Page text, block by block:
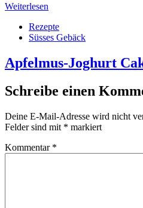
Weiterlesen
Rezepte
Süsses Gebäck
Apfelmus-Joghurt
Schreibe einen
Deine E-Mail-Adresse wird nicht
Felder sind mit * markiert
Kommentar *